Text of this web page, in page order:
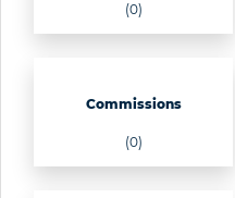
(0)
Commissions
(0)